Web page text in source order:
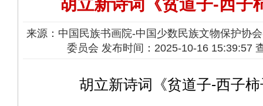
胡立新诗词《贫道子-西子
来源：中国民族书画院-中国少数民族文物保护协
委员会 发布时间：2025-10-16 15:39:57
胡立新诗词《贫道子-西子